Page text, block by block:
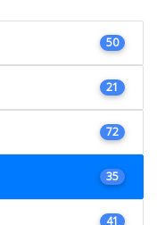
50
21
72
35
41